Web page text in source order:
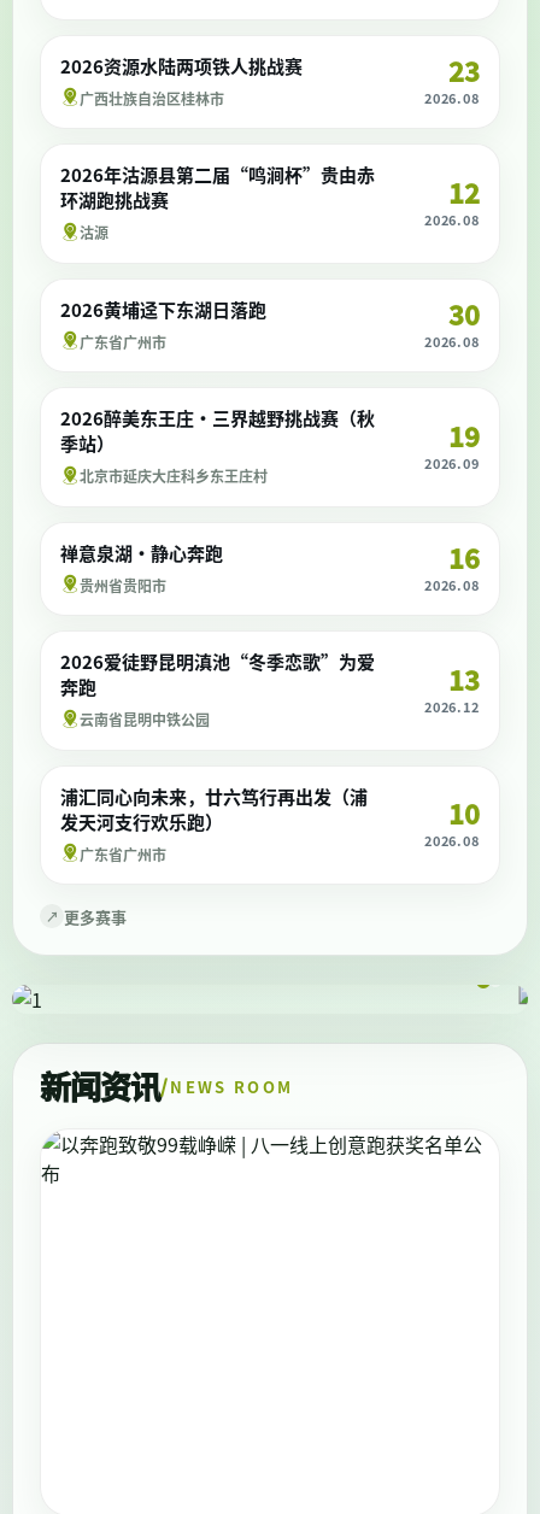
2026资源水陆两项铁人挑战赛
广西壮族自治区桂林市
23
2026.08
2026年沽源县第二届“鸣涧杯”贵由赤
环湖跑挑战赛
沽源
12
2026.08
2026黄埔迳下东湖日落跑
广东省广州市
30
2026.08
2026醉美东王庄·三界越野挑战赛（秋
季站）
北京市延庆大庄科乡东王庄村
19
2026.09
禅意泉湖·静心奔跑
贵州省贵阳市
16
2026.08
2026爱徒野昆明滇池“冬季恋歌”为爱
奔跑
云南省昆明中铁公园
13
2026.12
浦汇同心向未来，廿六笃行再出发（浦
发天河支行欢乐跑）
广东省广州市
10
2026.08
↗ 更多赛事
新闻资讯 NEWS ROOM